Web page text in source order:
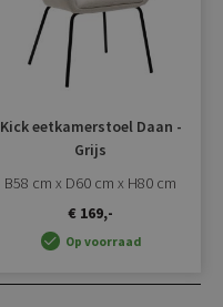
Kick eetkamerstoel Daan -
Grijs
B58 cm x D60 cm x H80 cm
€ 169,-
Op voorraad